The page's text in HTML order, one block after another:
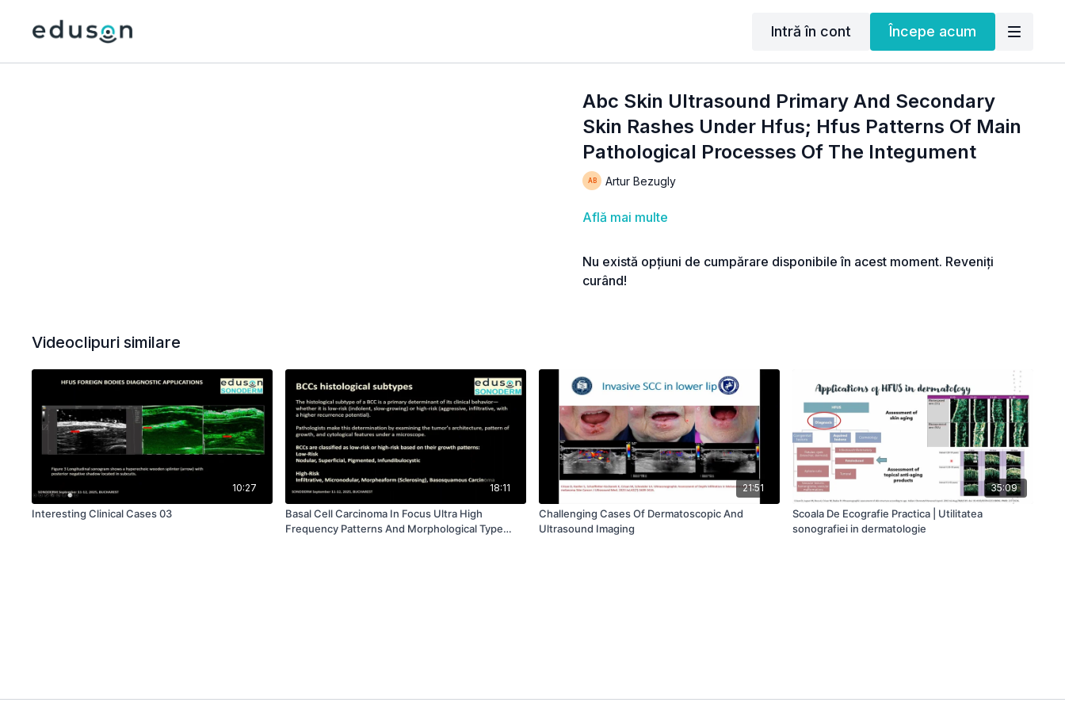
Intră în cont Începe acum
Abc Skin Ultrasound Primary And Secondary
Skin Rashes Under Hfus; Hfus Patterns Of Main
Pathological Processes Of The Integument
Artur Bezugly
Află mai multe
Nu există opțiuni de cumpărare disponibile în acest moment. Reveniți
curând!
Videoclipuri similare
10:27
Interesting Clinical Cases 03
18:11
Basal Cell Carcinoma In Focus Ultra High
Frequency Patterns And Morphological Type
21:51
Challenging Cases Of Dermatoscopic And
Ultrasound Imaging
35:09
Scoala De Ecografie Practica | Utilitatea
sonografiei in dermatologie